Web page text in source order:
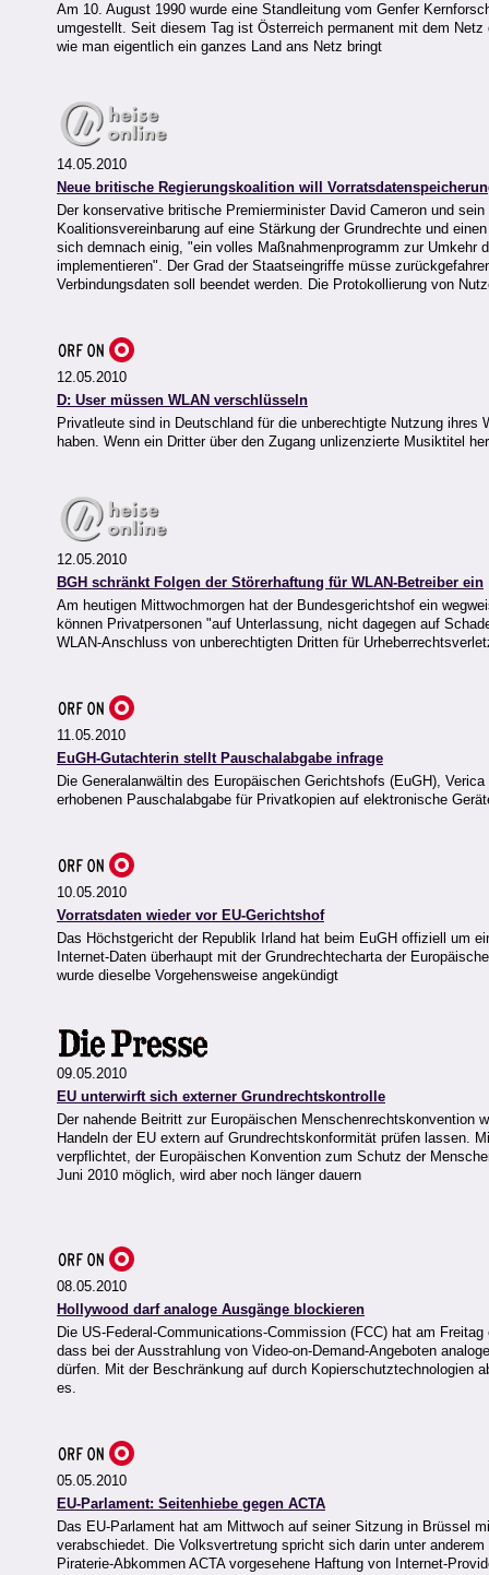
Am 10. August 1990 wurde eine Standleitung vom Genfer
umgestellt. Seit diesem Tag ist Österreich permanent mit dem
wie man eigentlich ein ganzes Land ans Netz bringt
14.05.2010
Neue britische Regierungskoalition will
Der konservative britische Premierminister David Cameron und
Koalitionsvereinbarung auf eine Stärkung der Grundrechte und
sich demnach einig, "ein volles Maßnahmenprogramm zur Umkehr
implementieren". Der Grad der Staatseingriffe müsse
Verbindungsdaten soll beendet werden. Die Protokollierung von
12.05.2010
D: User müssen WLAN verschlüsseln
Privatleute sind in Deutschland für die unberechtigte Nutzung
haben. Wenn ein Dritter über den Zugang unlizenzierte Musiktitel
12.05.2010
BGH schränkt Folgen der Störerhaftung für WLAN-Betreiber ein
Am heutigen Mittwochmorgen hat der Bundesgerichtshof ein
können Privatpersonen "auf Unterlassung, nicht dagegen auf
WLAN-Anschluss von unberechtigten Dritten für
11.05.2010
EuGH-Gutachterin stellt Pauschalabgabe infrage
Die Generalanwältin des Europäischen Gerichtshofs (EuGH),
erhobenen Pauschalabgabe für Privatkopien auf elektronische
10.05.2010
Vorratsdaten wieder vor EU-Gerichtshof
Das Höchstgericht der Republik Irland hat beim EuGH offiziell um
Internet-Daten überhaupt mit der Grundrechtecharta der
wurde dieselbe Vorgehensweise angekündigt
09.05.2010
EU unterwirft sich externer Grundrechtskontrolle
Der nahende Beitritt zur Europäischen
Handeln der EU extern auf Grundrechtskonformität prüfen lassen.
verpflichtet, der Europäischen Konvention zum Schutz der
Juni 2010 möglich, wird aber noch länger dauern
08.05.2010
Hollywood darf analoge Ausgänge blockieren
Die US-Federal-Communications-Commission (FCC) hat am
dass bei der Ausstrahlung von Video-on-Demand-Angeboten
dürfen. Mit der Beschränkung auf durch Kopierschutztechnologien
es.
05.05.2010
EU-Parlament: Seitenhiebe gegen ACTA
Das EU-Parlament hat am Mittwoch auf seiner Sitzung in Brüssel
verabschiedet. Die Volksvertretung spricht sich darin unter
Piraterie-Abkommen ACTA vorgesehene Haftung von Internet-